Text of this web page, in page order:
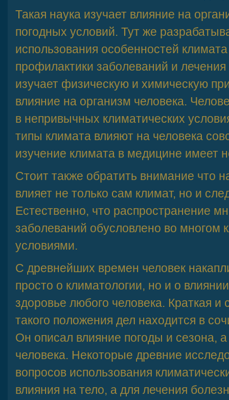
Такая наука изучает влияние на
погодных условий. Тут же
использования особенностей
профилактики заболеваний и
изучает физическую и химическую
влияние на организм человека.
в непривычных климатических
типы климата влияют на человека
изучение климата в медицине имеет
Стоит также обратить внимание что
влияет не только сам климат, но и
Естественно, что распространение
заболеваний обусловлено во многом
условиями.
С древнейших времен человек
просто о климатологии, но и о
здоровье любого человека. Краткая и
такого положения дел находится в
Он описал влияние погоды и сезона,
человека. Некоторые древние
вопросов использования
влияния на тело, а для лечения